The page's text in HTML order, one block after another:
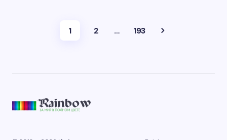
1 2 … 193